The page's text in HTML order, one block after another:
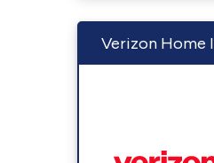
Verizon Home